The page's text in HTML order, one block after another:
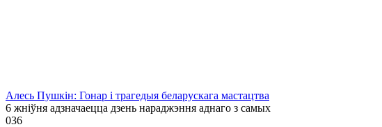
Алесь Пушкін: Гонар і трагедыя беларускага мастацтва
6 жніўня адзначаецца дзень нараджэння аднаго з самых
036